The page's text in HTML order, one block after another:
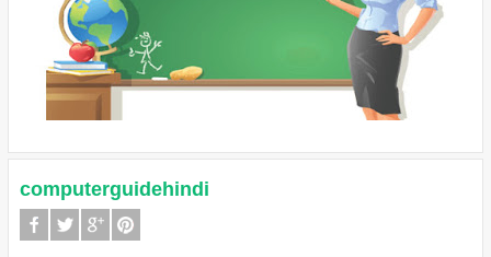
computerguidehindi